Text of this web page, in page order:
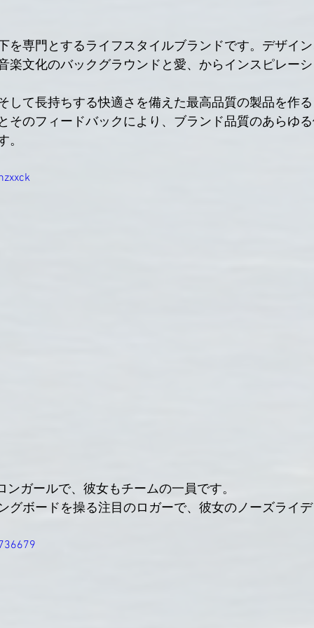
を専門とするライフスタイルブランドです。デザイ
楽文化のバックグラウンドと愛、からインスピレー
して長持ちする快適さを備えた最高品質の製品を作
そのフィードバックにより、ブランド品質のあらゆ
。
ンガールで、彼女もチームの一員です。
グボードを操る注目のロガーで、彼女のノーズライ